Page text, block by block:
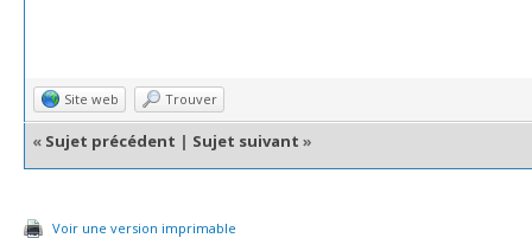
Site web Trouver
« Sujet précédent | Sujet suivant »
Voir une version imprimable